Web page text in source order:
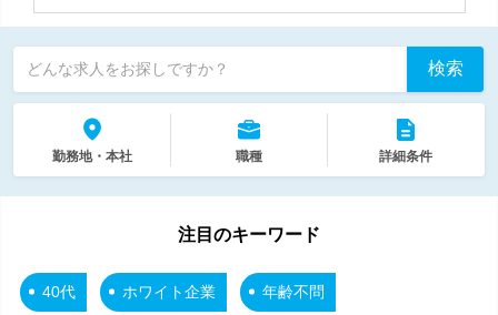
どんな求人をお探しですか？ 検索
勤務地・本社 職種 詳細条件
注目のキーワード
40代 ホワイト企業 年齢不問